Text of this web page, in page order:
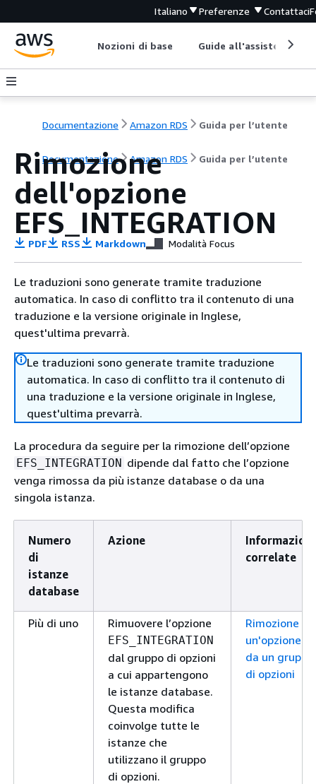
Italiano Preferenze Contattaci
Nozioni di base Guide all'assistenza
Documentazione Amazon RDS Guida per l’utente
Documentazione Amazon RDS Guida per l’utente
Rimozione
dell'opzione
EFS_INTEGRATION
PDF RSS Markdown Modalità Focus
Le traduzioni sono generate tramite traduzione
automatica. In caso di conflitto tra il contenuto di una
traduzione e la versione originale in Inglese,
quest'ultima prevarrà.
Le traduzioni sono generate tramite traduzione
automatica. In caso di conflitto tra il contenuto di
una traduzione e la versione originale in Inglese,
quest'ultima prevarrà.
La procedura da seguire per la rimozione dell’opzione
EFS_INTEGRATION dipende dal fatto che l’opzione
venga rimossa da più istanze database o da una
singola istanza.
Numero
di
istanze
database
Azione
Informazioni
correlate
Più di uno Rimuovere l’opzione
EFS_INTEGRATION
dal gruppo di opzioni
a cui appartengono
le istanze database.
Questa modifica
coinvolge tutte le
istanze che
utilizzano il gruppo
di opzioni.
Rimozione di
un'opzione
da un gruppo
di opzioni